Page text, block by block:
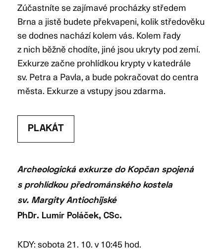
Zúčastníte se zajímavé procházky středem
Brna a jistě budete překvapeni, kolik středověku
se dodnes nachází kolem vás. Kolem řady
z nich běžně chodíte, jiné jsou ukryty pod zemí.
Exkurze začne prohlídkou krypty v katedrále
sv. Petra a Pavla, a bude pokračovat do centra
města. Exkurze a vstupy jsou zdarma.
PLAKÁT
Archeologická exkurze do Kopčan spojená
s prohlídkou předrománského kostela
sv. Margity Antiochijské
PhDr. Lumír Poláček, CSc.
KDY: sobota 21. 10. v 10:45 hod.